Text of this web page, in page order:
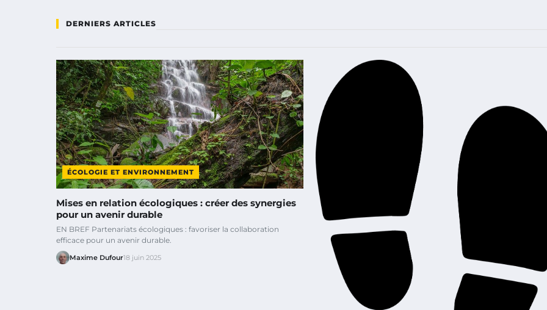
DERNIERS ARTICLES
ÉCOLOGIE ET ENVIRONNEMENT
Mises en relation écologiques : créer des synergies
pour un avenir durable
EN BREF Partenariats écologiques : favoriser la collaboration
efficace pour un avenir durable.
Maxime Dufour18 juin 2025